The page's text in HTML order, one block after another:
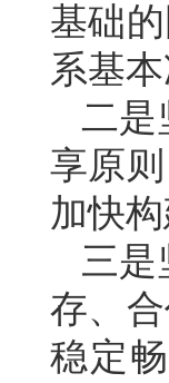
基础
系基
二是
享原
加快
三
存、
稳定